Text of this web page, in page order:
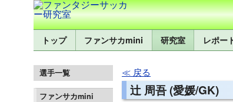
トップ ファンサカmini 研究室 レポー
選手一覧
ファンサカmini
戻る
辻 周吾 (愛媛/GK)